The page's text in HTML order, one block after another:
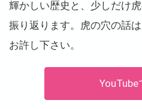
輝かしい歴史と、少しだけ
振り返ります。虎の穴の話
お許し下さい。
YouTube